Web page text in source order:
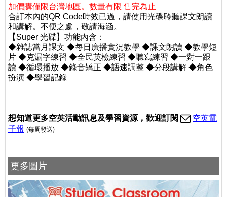
加價購僅限台灣地區。數量有限 售完為止
合訂本內的QR Code時效已過，請使用光碟聆聽課文朗讀
和講解。不便之處，敬請海涵。
【Super 光碟】功能內含：
◆雜誌當月課文 ◆每日廣播實況教學 ◆課文朗讀 ◆教學短
片 ◆克漏字練習 ◆全民英檢練習 ◆聽寫練習 ◆一對一跟
讀 ◆循環播放 ◆錄音矯正 ◆語速調整 ◆分段講解 ◆角色
扮演 ◆學習記錄
想知道更多空英活動訊息及學習資源，歡迎訂閱
空英電
子報 (每周發送)
更多圖片